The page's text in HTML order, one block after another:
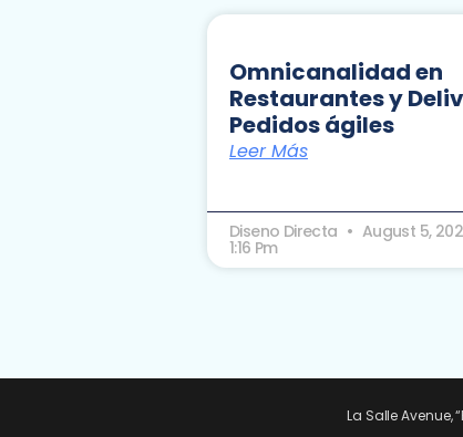
Omnicanalidad en
Restaurantes y
Pedidos ágiles
Leer Más
Diseno Directa August 5,
1:16 Pm
La Salle Avenue,